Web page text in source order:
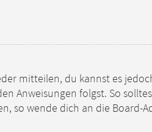
mitteilen, du kannst es
Anweisungen folgst. So
so wende dich an die Board-